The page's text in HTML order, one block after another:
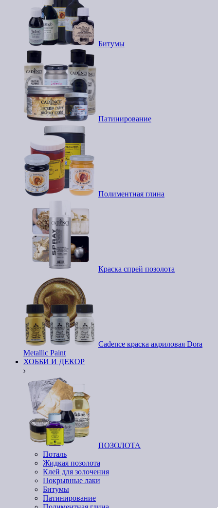
Битумы
Патинирование
Полиментная глина
Краска спрей позолота
Cadence краска акриловая Dora
Metallic Paint
ХОББИ И ДЕКОР
ПОЗОЛОТА
Поталь
Жидкая позолота
Клей для золочения
Покрывные лаки
Битумы
Патинирование